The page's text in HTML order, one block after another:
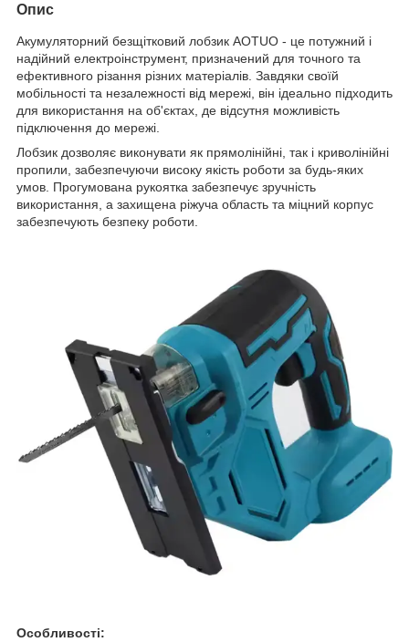
Опис
Акумуляторний безщітковий лобзик AOTUO - це потужний і
надійний електроінструмент, призначений для точного та
ефективного різання різних матеріалів. Завдяки своїй
мобільності та незалежності від мережі, він ідеально підходить
для використання на об'єктах, де відсутня можливість
підключення до мережі.
Лобзик дозволяє виконувати як прямолінійні, так і криволінійні
пропили, забезпечуючи високу якість роботи за будь-яких
умов. Прогумована рукоятка забезпечує зручність
використання, а захищена ріжуча область та міцний корпус
забезпечують безпеку роботи.
Особливості: